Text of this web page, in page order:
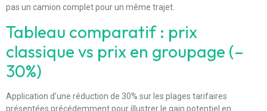
pas un camion complet pour un même trajet.
Tableau comparatif : prix
classique vs prix en groupage (–
30%)
Application d’une réduction de 30% sur les plages tarifaires
présentées précédemment pour illustrer le gain potentiel en